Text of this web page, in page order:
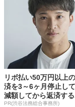
リボ払い50万円以上
済を3～6ヶ月停止し
減額してから返済す
PR(渋谷法務総合事務所)